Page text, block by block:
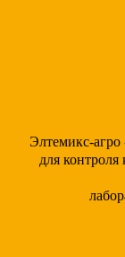
Элтемикс-агро
для